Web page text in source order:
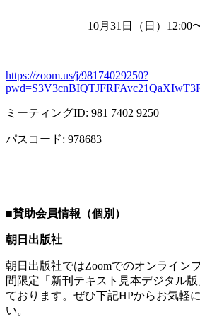
10月 31 日（日） 12:00
https://zoom.us/j/98174029250?
ミーティングID: 981 7402 9250
パスコード: 978683
■賛助会員情報（個別）
朝日出版社
朝日出版社ではZoomでのオンライン
間限定「新刊テキスト見本デジタル
ております。ぜひ下記HPからお気軽
い。